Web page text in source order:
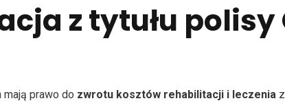
z tytułu polisy
prawo do zwrotu kosztów rehabilitacji i leczenia